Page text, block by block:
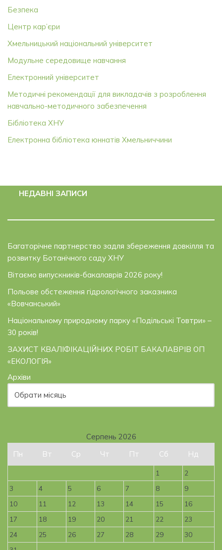
Безпека
Центр кар’єри
Хмельницький національний університет
Модульне середовище навчання
Електронний університет
Методичні рекомендації для викладачів з розроблення
навчально-методичного забезпечення
Бібліотека ХНУ
Електронна бібліотека юннатів Хмельниччини
НЕДАВНІ ЗАПИСИ
Багаторічне партнерство задля збереження довкілля та
розвитку Ботанічного саду ХНУ
Вітаємо випускників-бакалаврів 2026 року!
Польове обстеження гідрологічного заказника
«Вовчанський»
Національному природному парку «Подільські Товтри» –
30 років!
ЗАХИСТ КВАЛІФІКАЦІЙНИХ РОБІТ БАКАЛАВРІВ ОП
«ЕКОЛОГІЯ»
Архіви
Серпень 2026
Пн
Вт Ср Чт Пт Сб Нд
1
2
3
4 5 6 7 8
9
10
11 12 13 14 15
16
17
18 19 20 21 22
23
24
25 26 27 28 29
30